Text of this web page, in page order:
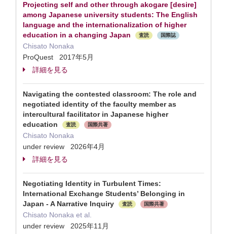
Projecting self and other through akogare [desire]
among Japanese university students: The English
language and the internationalization of higher
education in a changing Japan
査読 国際誌
Chisato Nonaka
ProQuest 2017年5月
詳細を見る
Navigating the contested classroom: The role and
negotiated identity of the faculty member as
intercultural facilitator in Japanese higher
education
査読 国際共著
Chisato Nonaka
under review 2026年4月
詳細を見る
Negotiating Identity in Turbulent Times:
International Exchange Students’ Belonging in
Japan - A Narrative Inquiry
査読 国際共著
Chisato Nonaka et al.
under review 2025年11月